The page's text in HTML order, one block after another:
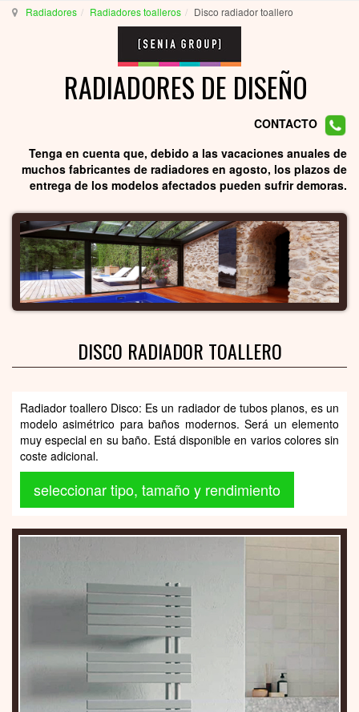
Radiadores Radiadores toalleros Disco radiador toallero
RADIADORES DE DISEÑO
CONTACTO
Tenga en cuenta que, debido a las vacaciones anuales de
muchos fabricantes de radiadores en agosto, los plazos de
entrega de los modelos afectados pueden sufrir demoras.
DISCO RADIADOR TOALLERO
Radiador toallero Disco: Es un radiador de tubos planos, es un
modelo asimétrico para baños modernos. Será un elemento
muy especial en su baño. Está disponible en varios colores sin
coste adicional.
seleccionar tipo, tamaño y rendimiento